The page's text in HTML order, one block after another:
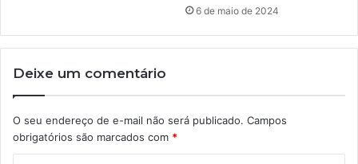
6 de maio de 2024
Deixe um comentário
O seu endereço de e-mail não será publicado. Campos
obrigatórios são marcados com *